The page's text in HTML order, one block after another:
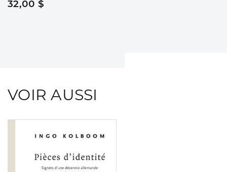
32,00 $
VOIR AUSSI